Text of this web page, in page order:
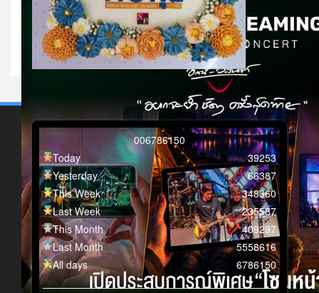
006786150
Today
Yesterday
This Week
Last Week
This Month
Last Month
All days
39253
66387
348360
235587
409297
5558616
6786150